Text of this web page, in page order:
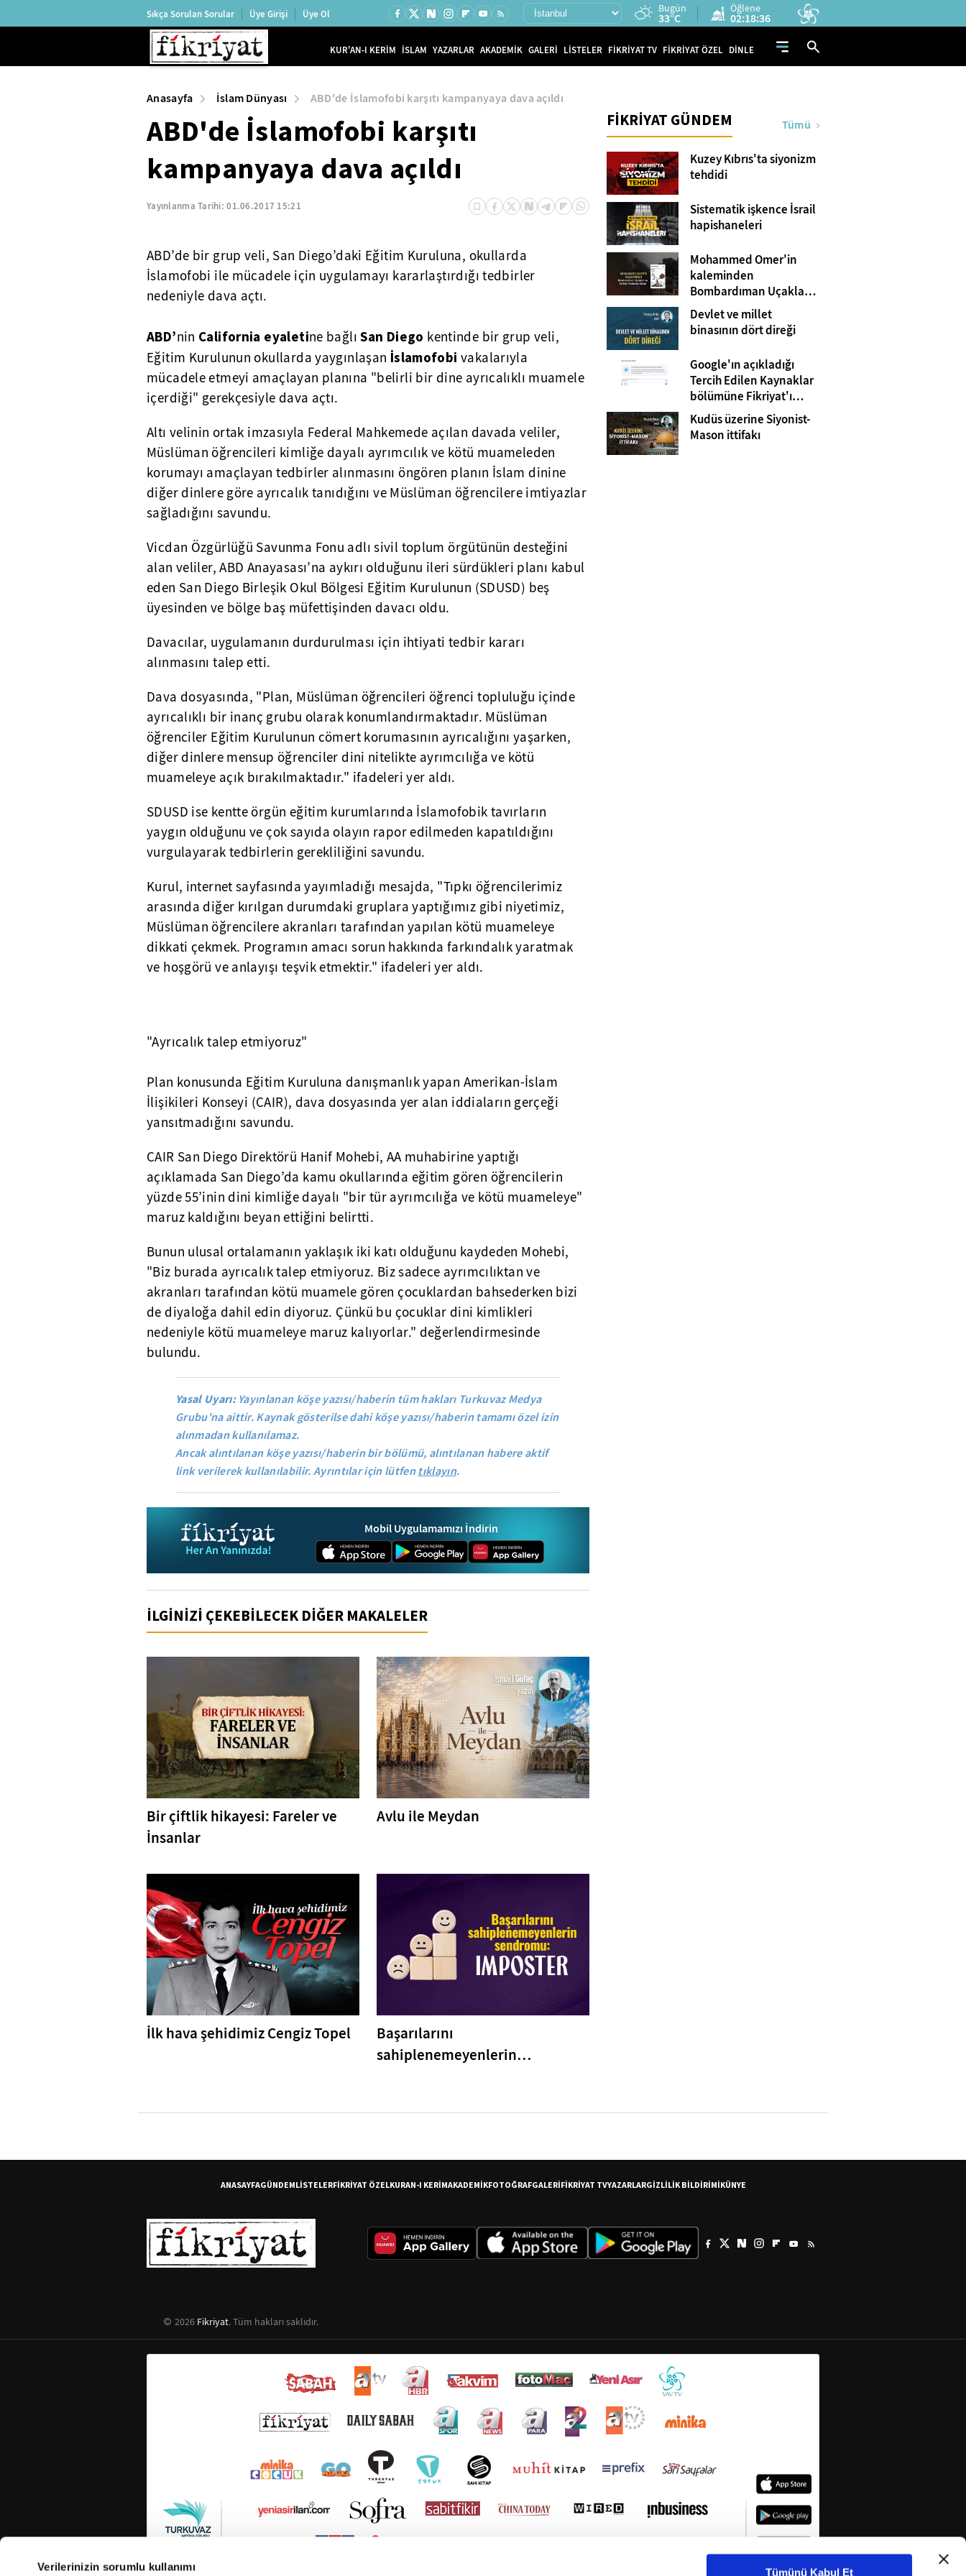
Verilerinizin sorumlu kullanımı Tümünü Kabul Et
Sıkça Sorulan Sorular Üye Girişi Üye Ol Bugün
33°C
Öğlene
02:18:35
KUR'AN-I KERİM İSLAM YAZARLAR AKADEMİK GALERİ LİSTELER FİKRİYAT TV FİKRİYAT ÖZEL DİNLE
Anasayfa İslam Dünyası ABD'de İslamofobi karşıtı kampanyaya dava açıldı
ABD'de İslamofobi karşıtı
kampanyaya dava açıldı
Yayınlanma Tarihi:01.06.2017 15:21
ABD’de bir grup veli, San Diego’daki Eğitim Kuruluna, okullarda
İslamofobi ile mücadele için uygulamayı kararlaştırdığı tedbirler
nedeniyle dava açtı.
ABD’nin California eyaletine bağlıSan Diego kentinde bir grup veli,
Eğitim Kurulunun okullarda yaygınlaşan İslamofobi vakalarıyla
mücadele etmeyi amaçlayan planına "belirli bir dine ayrıcalıklı muamele
içerdiği" gerekçesiyle dava açtı.
Altı velinin ortak imzasıyla Federal Mahkemede açılan davada veliler,
Müslüman öğrencileri kimliğe dayalı ayrımcılık ve kötü muameleden
korumayı amaçlayan tedbirler alınmasını öngören planın İslam dinine
diğer dinlere göre ayrıcalık tanıdığını ve Müslüman öğrencilere imtiyazlar
sağladığını savundu.
Vicdan Özgürlüğü Savunma Fonu adlı sivil toplum örgütünün desteğini
alan veliler, ABD Anayasası’na aykırı olduğunu ileri sürdükleri planı kabul
eden San Diego Birleşik Okul Bölgesi Eğitim Kurulunun (SDUSD) beş
üyesinden ve bölge baş müfettişinden davacı oldu.
Davacılar, uygulamanın durdurulması için ihtiyati tedbir kararı
alınmasını talep etti.
Dava dosyasında, "Plan, Müslüman öğrencileri öğrenci topluluğu içinde
ayrıcalıklı bir inanç grubu olarak konumlandırmaktadır. Müslüman
öğrenciler Eğitim Kurulunun cömert korumasının ayrıcalığını yaşarken,
diğer dinlere mensup öğrenciler dini nitelikte ayrımcılığa ve kötü
muameleye açık bırakılmaktadır." ifadeleri yer aldı.
SDUSD ise kentte örgün eğitim kurumlarında İslamofobik tavırların
yaygın olduğunu ve çok sayıda olayın rapor edilmeden kapatıldığını
vurgulayarak tedbirlerin gerekliliğini savundu.
Kurul, internet sayfasında yayımladığı mesajda, "Tıpkı öğrencilerimiz
arasında diğer kırılgan durumdaki gruplara yaptığımız gibi niyetimiz,
Müslüman öğrencilere akranları tarafından yapılan kötü muameleye
dikkati çekmek. Programın amacı sorun hakkında farkındalık yaratmak
ve hoşgörü ve anlayışı teşvik etmektir." ifadeleri yer aldı.
"Ayrıcalık talep etmiyoruz"
Plan konusunda Eğitim Kuruluna danışmanlık yapan Amerikan-İslam
İlişikileri Konseyi (CAIR), dava dosyasında yer alan iddiaların gerçeği
yansıtmadığını savundu.
CAIR San Diego Direktörü Hanif Mohebi, AA muhabirine yaptığı
açıklamada San Diego’da kamu okullarında eğitim gören öğrencilerin
yüzde 55’inin dini kimliğe dayalı "bir tür ayrımcılığa ve kötü muameleye"
maruz kaldığını beyan ettiğini belirtti.
Bunun ulusal ortalamanın yaklaşık iki katı olduğunu kaydeden Mohebi,
"Biz burada ayrıcalık talep etmiyoruz. Biz sadece ayrımcılıktan ve
akranları tarafından kötü muamele gören çocuklardan bahsederken bizi
de diyaloğa dahil edin diyoruz. Çünkü bu çocuklar dini kimlikleri
nedeniyle kötü muameleye maruz kalıyorlar." değerlendirmesinde
bulundu.
Yasal Uyarı:Yayınlanan köşe yazısı/haberin tüm hakları Turkuvaz Medya
Grubu'na aittir. Kaynak gösterilse dahi köşe yazısı/haberin tamamı özel izin
alınmadan kullanılamaz.
Ancak alıntılanan köşe yazısı/haberin bir bölümü, alıntılanan habere aktif
link verilerek kullanılabilir. Ayrıntılar için lütfentıklayın.
Mobil Uygulamamızı İndirin
İLGİNİZİ ÇEKEBİLECEK DİĞER MAKALELER
Bir çiftlik hikayesi: Fareler ve
İnsanlar
Avlu ile Meydan
İlk hava şehidimiz Cengiz Topel
Başarılarını
sahiplenemeyenlerin
FİKRİYAT GÜNDEM Tümü
Kuzey Kıbrıs'ta siyonizm
tehdidi
Sistematik işkence İsrail
hapishaneleri
Mohammed Omer'in
kaleminden
Bombardıman Uçakları
ve Tanklar Arasında
Gazze
Devlet ve millet
binasının dört direği
Google'ın açıkladığı
Tercih Edilen Kaynaklar
bölümüne Fikriyat'ı
eklemeyi unutmayın!
Kudüs üzerine Siyonist-
Mason ittifakı
ANASAYFAGÜNDEMLİSTELERFİKRİYAT ÖZELKURAN-I KERİMAKADEMİKFOTOĞRAFGALERİFİKRİYAT TVYAZARLARGİZLİLİK BİLDİRİMİKÜNYE
2026 Fikriyat. Tüm hakları saklıdır.